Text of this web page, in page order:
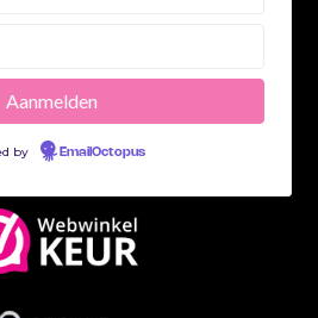
by EmailOctopus